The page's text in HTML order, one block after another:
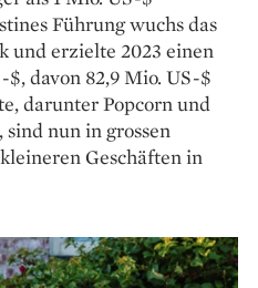
Führung wuchs das
und erzielte 2023 einen
$, davon 82,9 Mio. US-$
darunter Popcorn und
nun in grossen
Geschäften in